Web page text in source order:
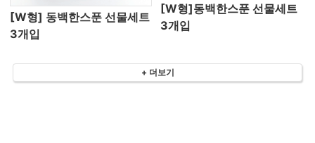
[W형] 동백한스푼 선물세트
3개입
[W형]동백한스푼 선물세트
3개입
+ 더보기